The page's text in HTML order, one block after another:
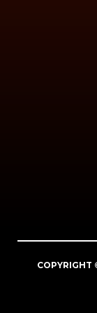
COPYRIGHT